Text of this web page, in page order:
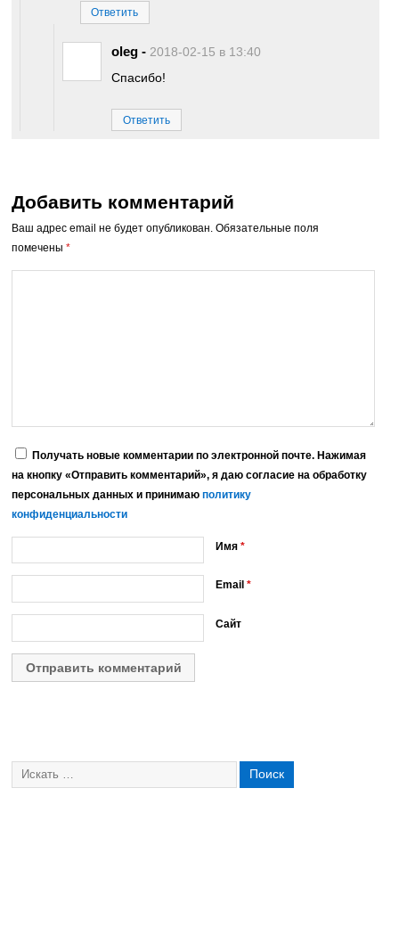
Ответить
oleg - 2018-02-15 в 13:40
Спасибо!
Ответить
Добавить комментарий
Ваш адрес email не будет опубликован. Обязательные поля
помечены*
Получать новые комментарии по электронной почте. Нажимая
на кнопку «Отправить комментарий», я даю согласие на обработку
персональных данных и принимаюполитику
конфиденциальности
Имя*
Email*
Сайт